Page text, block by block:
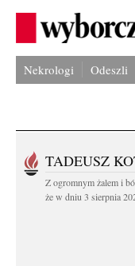
Nekrologi Odeszli
TADEUSZ
Z ogromnym żalem i
że w dniu 3 sierpnia